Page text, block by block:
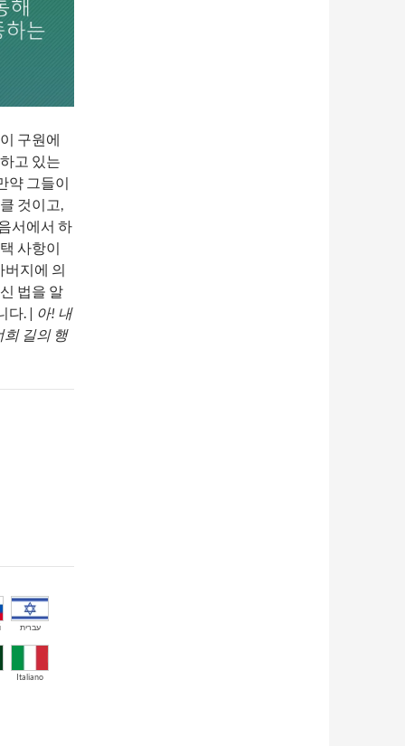
구원에
고 있는
약 그들이
것이고,
서에서 하
사항이
버지에 의
법을 알
다. | 아! 내
길의 행
עברית
Italiano